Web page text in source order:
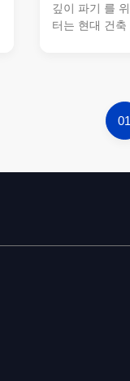
깊이 파기 를
터는 현대 건축
수레 기계는
환성을 제공하
보장합니다.도
01